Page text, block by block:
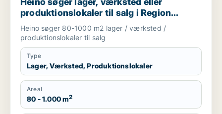
produktionslokaler til salg i Region
Sjælland
Heino søger 80-1000 m2 lager / værksted /
produktionslokaler til salg
Type
Lager, Værksted, Produktionslokaler
Areal
80 - 1.000 m2